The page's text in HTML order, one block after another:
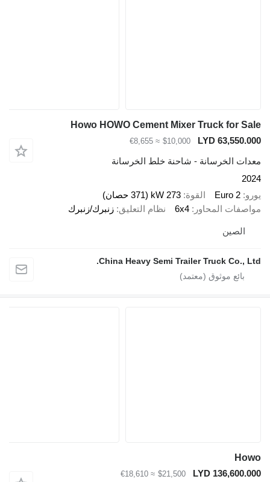
Howo HOWO Cement Mixer Truck for
LYD
$10,000
≈ €8,655
الخرسانة - شاحنة خلط الخرسانة
Euro 2 القوة
273 kW (371 حصان)
المحاور 6x4 نظام التعليق زنبرك/زنبرك
الصين
China Heavy Semi Trailer Truck Co.,
LYD
$21,500
≈ €18,610